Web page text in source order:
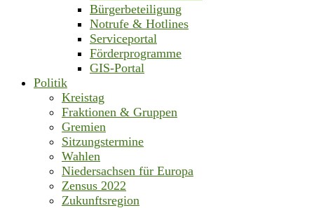
Bürgerbeteiligung
Notrufe & Hotlines
Serviceportal
Förderprogramme
GIS-Portal
Politik
Kreistag
Fraktionen & Gruppen
Gremien
Sitzungstermine
Wahlen
Niedersachsen für Europa
Zensus 2022
Zukunftsregion